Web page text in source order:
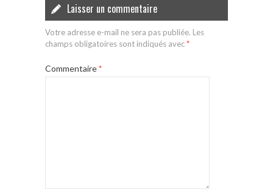
Laisser un commentaire
Votre adresse e-mail ne sera pas publiée. Les
champs obligatoires sont indiqués avec*
Commentaire*